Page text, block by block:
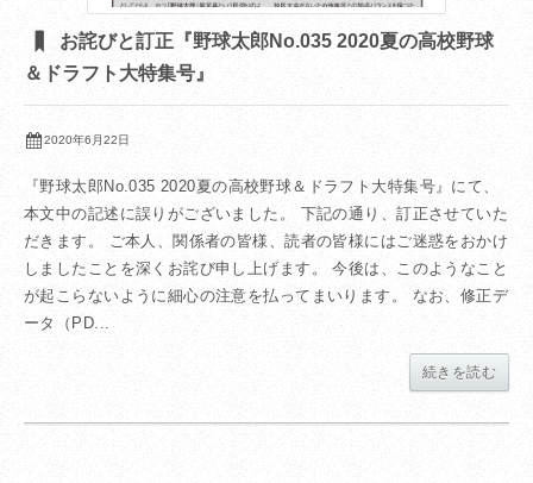
お詫びと訂正『野球太郎No.035 2020夏の高校野球
＆ドラフト大特集号』
2020年6月22日
『野球太郎No.035 2020夏の高校野球＆ドラフト大特集号』にて、
本文中の記述に誤りがございました。 下記の通り、訂正させていた
だきます。 ご本人、関係者の皆様、読者の皆様にはご迷惑をおかけ
しましたことを深くお詫び申し上げます。 今後は、このようなこと
が起こらないように細心の注意を払ってまいります。 なお、修正デ
ータ（PD...
続きを読む